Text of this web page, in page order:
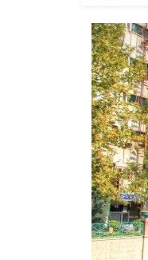
ESKİŞEHİR
Eskişehir
Eskişehir Hava
Eskişehir
Eskişehir
Haber Arşivi